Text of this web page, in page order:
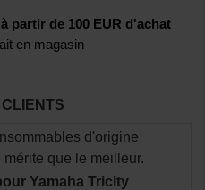
partir de 100 EUR d'achat
en magasin
d'origine
que le meilleur.
Yamaha Tricity